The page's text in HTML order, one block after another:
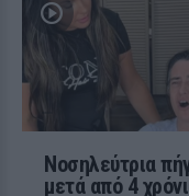
Νοσηλεύτρια
μετά από 4